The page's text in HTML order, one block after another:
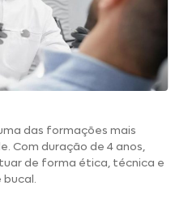
das formações mais
Com duração de 4 anos,
de forma ética, técnica e